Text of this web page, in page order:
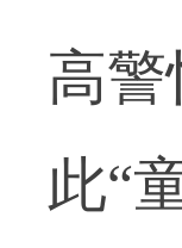
高
此“